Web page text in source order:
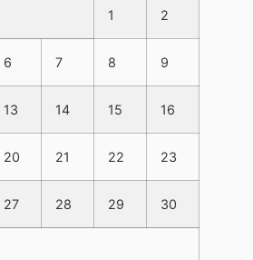
1 2
6 7 8 9
13 14 15 16
20 21 22 23
27 28 29 30